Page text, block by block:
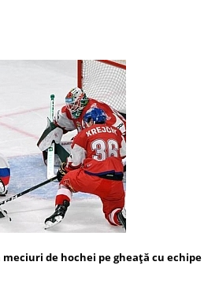
meciuri de hochei pe gheață cu echipe